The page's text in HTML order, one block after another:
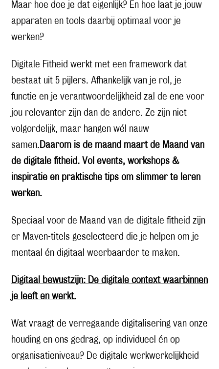
Maar hoe doe je dat eigenlijk? En hoe laat je jouw
apparaten en tools daarbij optimaal voor je
werken?
Digitale Fitheid werkt met een framework dat
bestaat uit 5 pijlers. Afhankelijk van je rol, je
functie en je verantwoordelijkheid zal de ene voor
jou relevanter zijn dan de andere. Ze zijn niet
volgordelijk, maar hangen wél nauw
samen. Daarom is de maand maart de Maand van
de digitale fitheid. Vol events, workshops &
inspiratie en praktische tips om slimmer te leren
werken.
Speciaal voor de Maand van de digitale fitheid zijn
er Maven-titels geselecteerd die je helpen om je
mentaal én digitaal weerbaarder te maken.
Digitaal bewustzijn: De digitale context waarbinnen
je leeft en werkt.
Wat vraagt de verregaande digitalisering van onze
houding en ons gedrag, op individueel én op
organisatieniveau? De digitale werkwerkelijkheid